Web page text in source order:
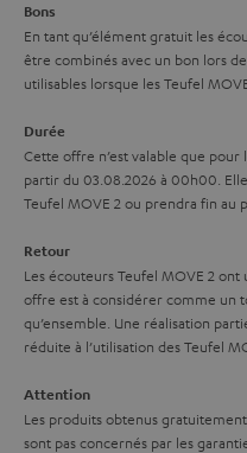
e
x
d
i
i
o
n
s
à
l
g
a
a
n
t
e
Bons
En tant qu’élément gratuit les
être combinés avec un bon lors
utilisables lorsque les Teufel
Durée
Cette offre n’est valable que
partir du 03.08.2026 à 00h00.
Teufel MOVE 2 ou prendra fin au
Retour
Les écouteurs Teufel MOVE 2
offre est à considérer comme un
qu’ensemble. Une réalisation
réduite à l’utilisation des Teufel
Attention
Les produits obtenus
sont pas concernés par les